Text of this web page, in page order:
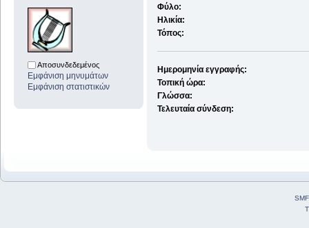
Αποσυνδεδεμένος
Εμφάνιση μηνυμάτων
Εμφάνιση στατιστικών
Φύλο:
Ηλικία:
Τόπος:
Ημερομηνία εγγραφής:
Τοπική ώρα:
Γλώσσα:
Τελευταία σύνδεση: